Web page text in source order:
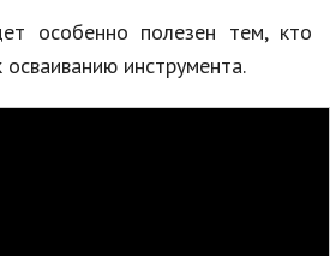
особенно полезен тем, кто
осваиванию инструмента.